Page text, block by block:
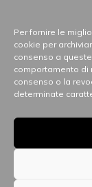
Per fornire le
cookie per
consenso a
comportamento di
consenso o la
determinate